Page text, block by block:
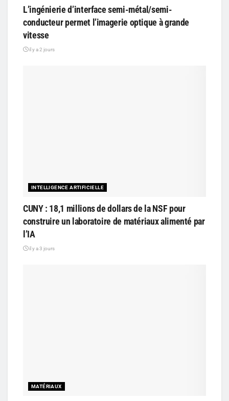
L’ingénierie d’interface semi-métal/semi-
conducteur permet l’imagerie optique à grande
vitesse
il y a 2 jours
INTELLIGENCE ARTIFICIELLE
CUNY : 18,1 millions de dollars de la NSF pour
construire un laboratoire de matériaux alimenté par
l’IA
il y a 3 jours
MATÉRIAUX